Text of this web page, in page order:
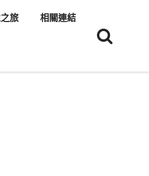
旅 相關連結